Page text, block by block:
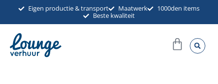
inhoud
Eigen productie & transport Maatwerk
1000den items
Beste kwaliteit